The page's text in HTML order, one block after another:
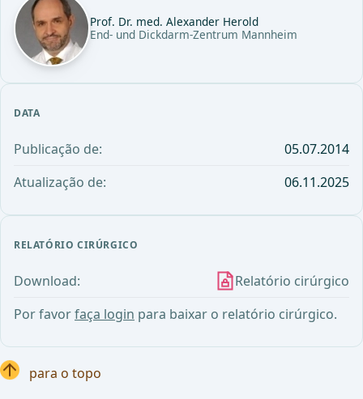
Prof. Dr. med. Alexander Herold
End- und Dickdarm-Zentrum Mannheim
DATA
Publicação de:
05.07.2014
Atualização de:
06.11.2025
RELATÓRIO CIRÚRGICO
Download:
Relatório cirúrgico
Por favorfaça login para baixar o relatório cirúrgico.
para o topo